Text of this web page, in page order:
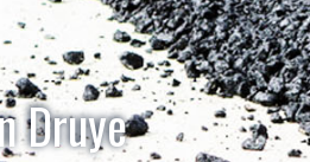
Druye